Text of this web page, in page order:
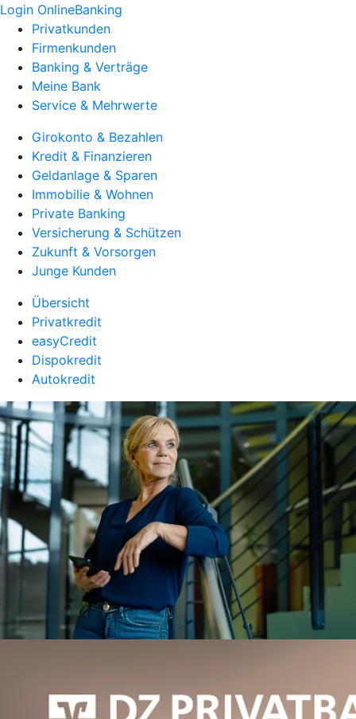
Login OnlineBanking
Privatkunden
Firmenkunden
Banking & Verträge
Meine Bank
Service & Mehrwerte
Girokonto & Bezahlen
Kredit & Finanzieren
Geldanlage & Sparen
Immobilie & Wohnen
Private Banking
Versicherung & Schützen
Zukunft & Vorsorgen
Junge Kunden
Übersicht
Privatkredit
easyCredit
Dispokredit
Autokredit